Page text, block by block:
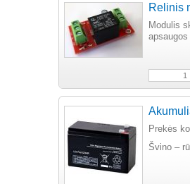
Relinis
Modulis
Prekės
Švino –